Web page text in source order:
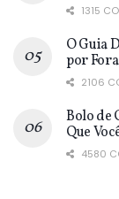
1315
O Guia
por
2106
Bolo de
Que
4580